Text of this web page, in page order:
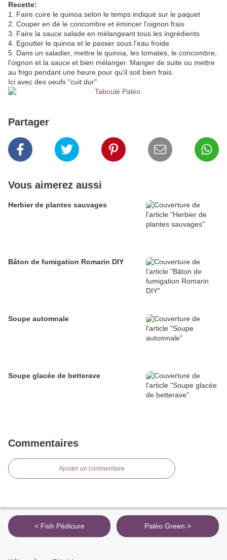
Recette:
1. Faire cuire le quinoa selon le temps indiqué sur le paquet
2. Couper en dé le concombre et émincer l'oignon frais
3. Faire la sauce salade en mélangeant tous les ingrédients
4. Egoutter le quinoa et le passer sous l'eau froide
5. Dans un saladier, mettre le quinoa, les tomates, le concombre,
l'oignon et la sauce et bien mélanger. Manger de suite ou mettre
au frigo pendant une heure pour qu'il soit bien frais.
Ici avec des oeufs "cuit dur"
Partager
Vous aimerez aussi
Herbier de plantes sauvages
Bâton de fumigation Romarin DIY
Soupe automnale
Soupe glacée de betterave
Commentaires
Ajouter un commentaire
< Fish Pédicure Paléo Green >